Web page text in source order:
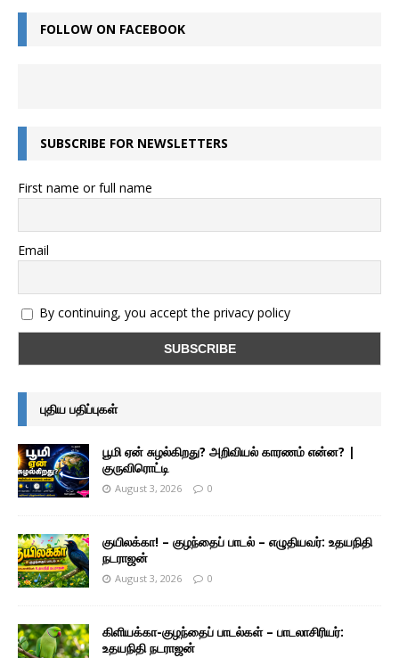
FOLLOW ON FACEBOOK
SUBSCRIBE FOR NEWSLETTERS
First name or full name
Email
By continuing, you accept the privacy policy
புதிய பதிப்புகள்
பூமி ஏன் சுழல்கிறது? அறிவியல் காரணம் என்ன? |
குருவிரொட்டி
August 3, 2026 0
குயிலக்கா! – குழந்தைப் பாடல் – எழுதியவர்: உதயநிதி
நடராஜன்
August 3, 2026 0
கிளியக்கா-குழந்தைப் பாடல்கள் – பாடலாசிரியர்:
உதயநிதி நடராஜன்